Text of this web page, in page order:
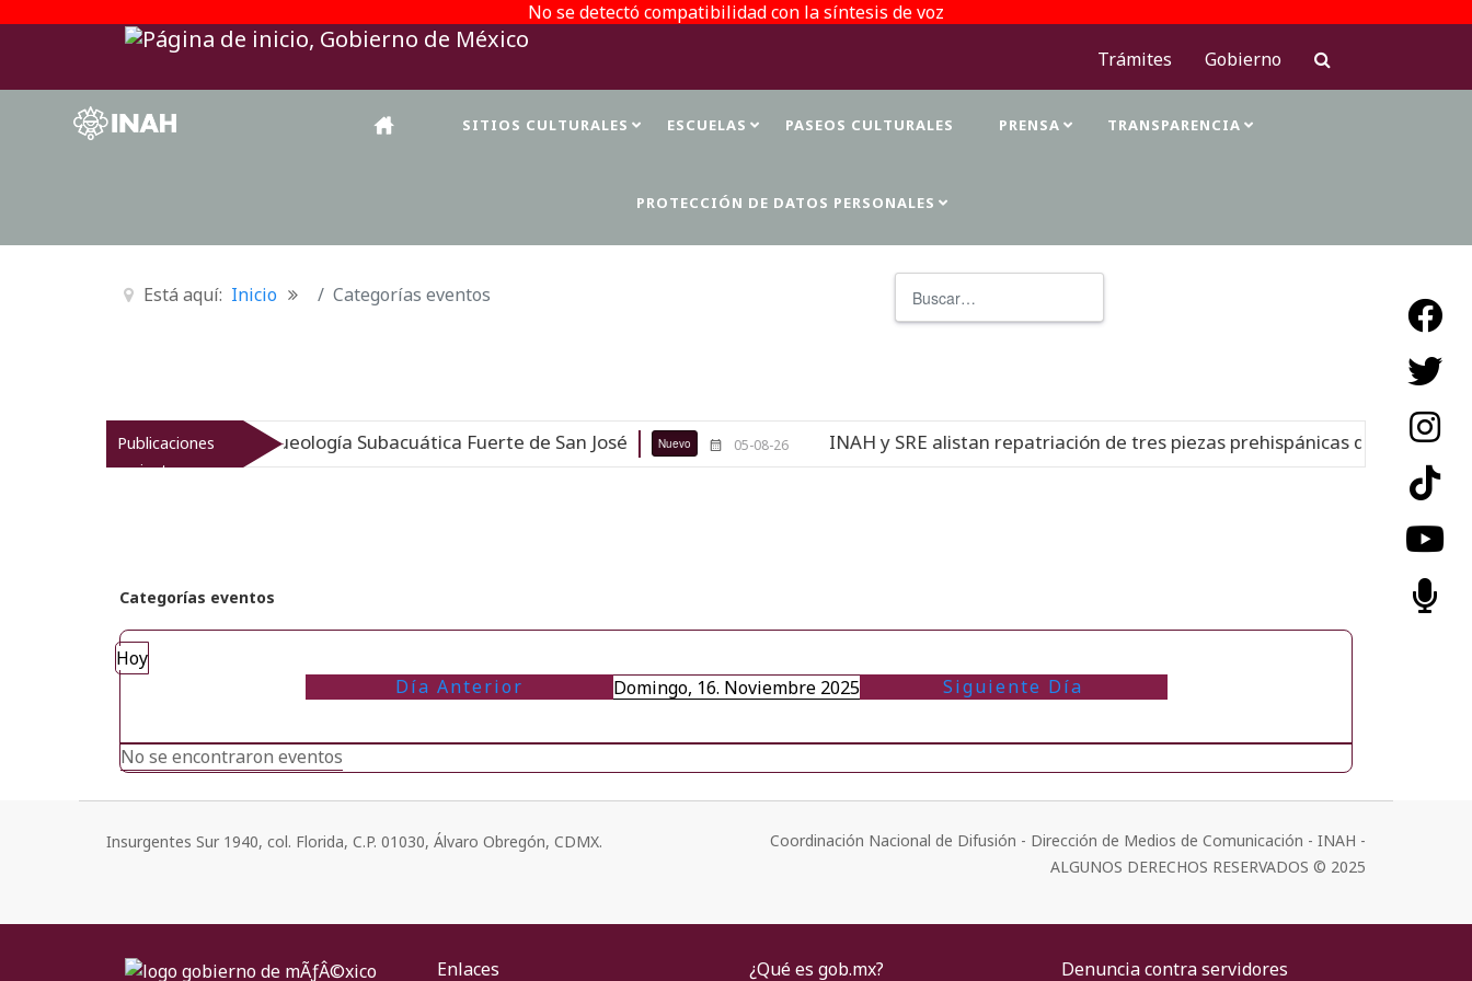
No se detectó compatibilidad con la síntesis de voz
Trámites
Gobierno
SITIOS CULTURALES ESCUELAS PASEOS CULTURALES PRENSA TRANSPARENCIA
PROTECCIÓN DE DATOS PERSONALES
Está aquí: Inicio Categorías eventos
Publicaciones
recientes
sumergido: Museo de Arqueología Subacuática Fuerte de San José Nuevo 05-08-26 INAH y SRE alistan repatriación de tres piezas prehispánicas desde Estados
Categorías eventos
Hoy
Día Anterior
Domingo, 16. Noviembre 2025 Siguiente Día
No se encontraron eventos
Insurgentes Sur 1940, col. Florida, C.P. 01030, Álvaro Obregón, CDMX.
Coordinación Nacional de Difusión - Dirección de Medios de Comunicación - INAH -
ALGUNOS DERECHOS RESERVADOS © 2025
Enlaces ¿Qué es gob.mx?
Denuncia contra servidores